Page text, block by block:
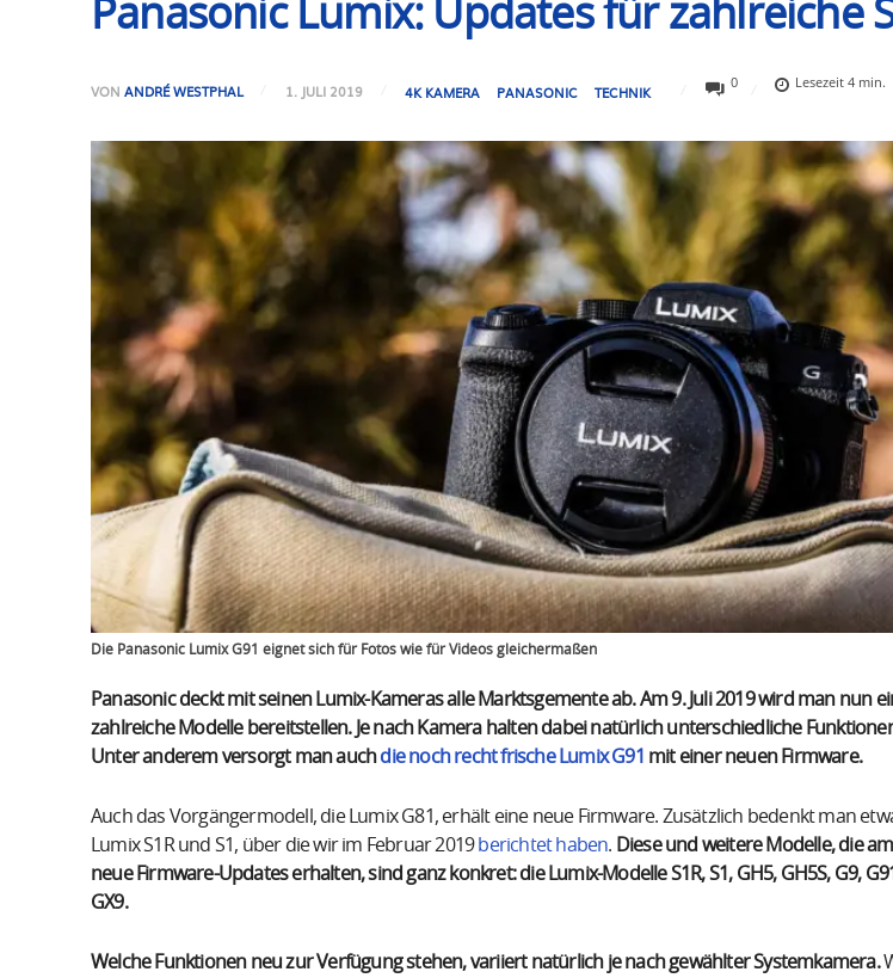
Panasonic Lumix: Updates für zahlreiche
VON ANDRÉ WESTPHAL 1. JULI 2019 4K KAMERA PANASONIC TECHNIK
0 Lesezeit4 min.
Die Panasonic Lumix G91 eignet sich für Fotos wie für Videos gleichermaßen
Panasonic deckt mit seinen Lumix-Kameras alle Marktsgemente ab. Am 9. Juli 2019 wird man nun
zahlreiche Modelle bereitstellen. Je nach Kamera halten dabei natürlich unterschiedliche
Unter anderem versorgt man auchdie noch recht frische Lumix G91 mit einer neuen Firmware.
Auch das Vorgängermodell, die Lumix G81, erhält eine neue Firmware. Zusätzlich bedenkt man
Lumix S1R und S1, über die wir im Februar 2019 berichtet haben. Diese und weitere Modelle, die am
neue Firmware-Updates erhalten, sind ganz konkret: die Lumix-Modelle S1R, S1, GH5, GH5S, G9,
GX9.
Welche Funktionen neu zur Verfügung stehen, variiert natürlich je nach gewählter Systemkamera.